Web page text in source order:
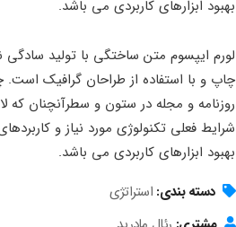
بهبود ابزارهای کاربردی می باشد.
لورم ایپسوم متن ساختگی با تولید سادگی
چاپ و با استفاده از طراحان گرافیک است.
روزنامه و مجله در ستون و سطرآنچنان که
شرایط فعلی تکنولوژی مورد نیاز و
بهبود ابزارهای کاربردی می باشد.
دسته بندی: استراتژی